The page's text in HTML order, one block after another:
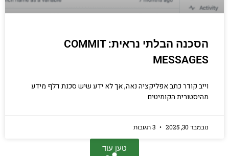
הסכנה הבלתי נראית: COMMIT
MESSAGES
וייב קודר כתב אפליקציה נאה, אך לא ידע שיש סכנת דלף מידע
מהיסטורית הקומיטים
נובמבר 30, 2025
טען עוד